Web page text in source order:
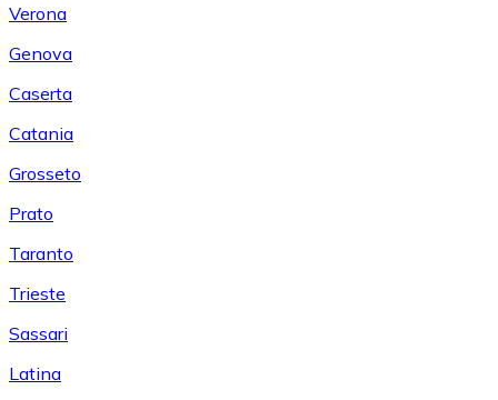
Verona
Genova
Caserta
Catania
Grosseto
Prato
Taranto
Trieste
Sassari
Latina